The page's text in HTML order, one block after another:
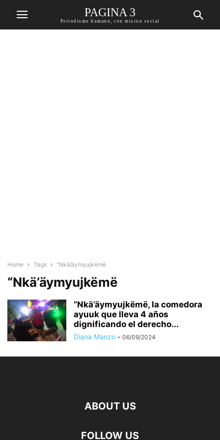
PAGINA 3
Periodismo humano, con mision social
Home Tags “Nkä’äymyujkëmë
“Nkä’äymyujkëmë
“Nkä’äymyujkëmë, la comedora
ayuuk que lleva 4 años
dignificando el derecho...
Diana Manzo - 06/09/2024
ABOUT US
FOLLOW US